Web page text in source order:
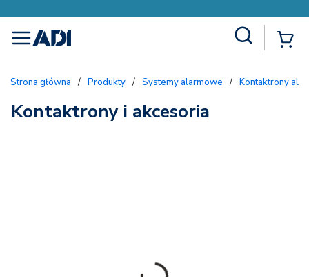
menu
Strona główna / Produkty / Systemy alarmowe / Kontaktrony
Kontaktrony i akcesoria